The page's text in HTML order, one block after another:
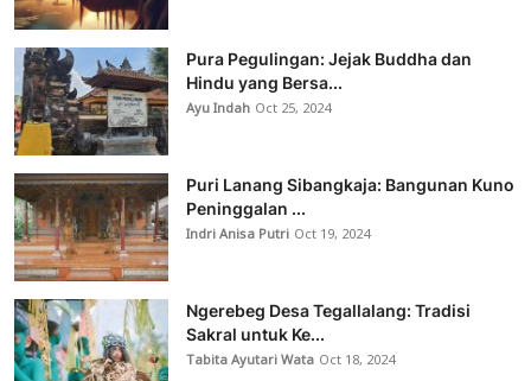
Pura Pegulingan: Jejak Buddha dan
Hindu yang Bersa...
Ayu Indah Oct 25, 2024
Puri Lanang Sibangkaja: Bangunan Kuno
Peninggalan ...
Indri Anisa Putri Oct 19, 2024
Ngerebeg Desa Tegallalang: Tradisi
Sakral untuk Ke...
Tabita Ayutari Wata Oct 18, 2024